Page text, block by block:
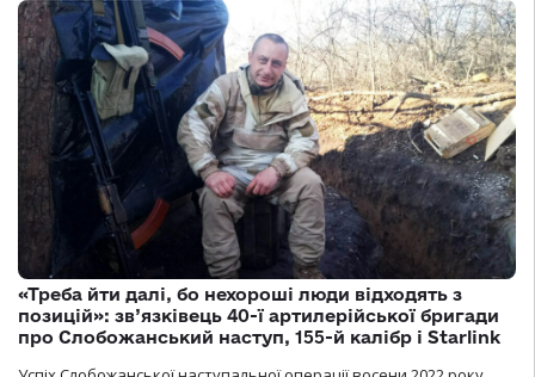
«Треба йти далі, бо нехороші люди відходять з
позицій»: зв’язківець 40-ї артилерійської бригади
про Слобожанський наступ, 155-й калібр і Starlink